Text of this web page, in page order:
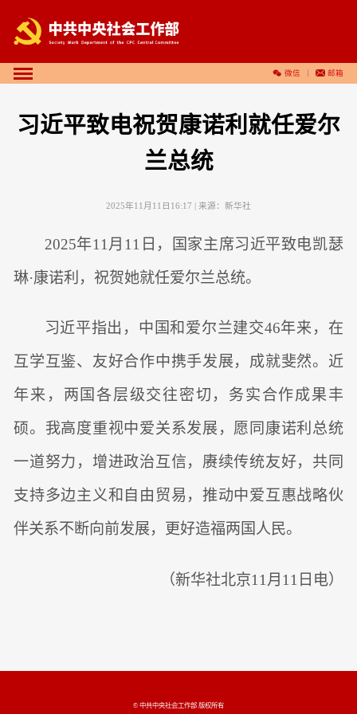
微信 邮箱
习近平致电祝贺康诺利就任爱尔
兰总统
2025年11月11日16:17 | 来源： 新华社
2025年11月11日，国家主席习近平致电凯瑟
琳·康诺利，祝贺她就任爱尔兰总统。
习近平指出，中国和爱尔兰建交46年来，在
互学互鉴、友好合作中携手发展，成就斐然。近
年来，两国各层级交往密切，务实合作成果丰
硕。我高度重视中爱关系发展，愿同康诺利总统
一道努力，增进政治互信，赓续传统友好，共同
支持多边主义和自由贸易，推动中爱互惠战略伙
伴关系不断向前发展，更好造福两国人民。
（新华社北京11月11日电）
© 中共中央社会工作部 版权所有